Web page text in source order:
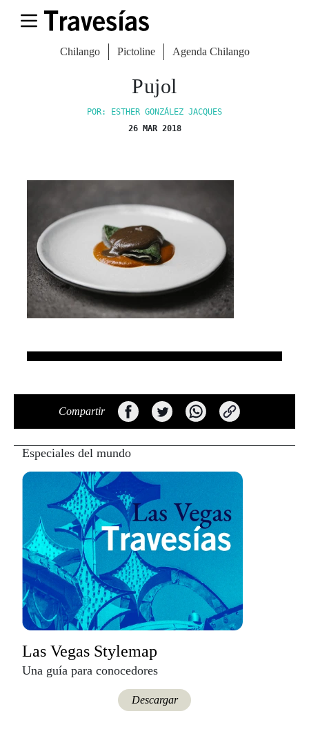
Chilango Pictoline Agenda Chilango
Pujol
POR: ESTHER GONZÁLEZ JACQUES
26 MAR 2018
Compartir
Especiales del mundo
Las Vegas Stylemap
Una guía para conocedores
Descargar